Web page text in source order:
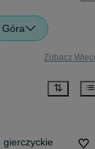
Góra
Zobacz
gierczyckie